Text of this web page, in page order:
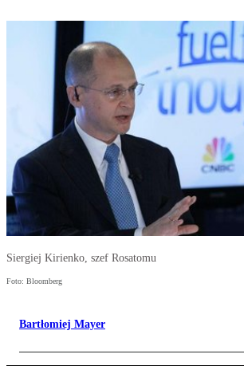
Siergiej Kirienko, szef Rosatomu
Foto: Bloomberg
Bartłomiej Mayer